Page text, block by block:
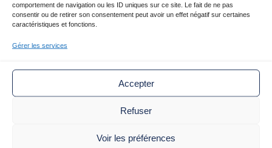
comportement de navigation ou les ID uniques sur ce site. Le fait de ne pas
consentir ou de retirer son consentement peut avoir un effet négatif sur certaines
caractéristiques et fonctions.
Gérer les services
Accepter
Refuser
Voir les préférences
Commown|
EN QUÊTE DE SENS
Commown, c’est avant tout une vision globale et collective de la
planète Terre. Une équipe de passionnés convaincus de
secteurs qui en manque le plus :l’électronique.